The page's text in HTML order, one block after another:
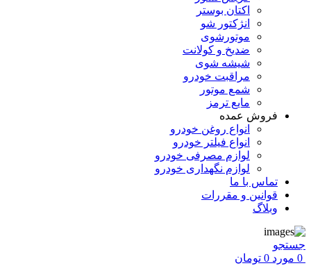
اکتان بوستر
انژکتور شو
موتورشوی
ضدیخ و کولانت
شیشه شوی
مراقبت خودرو
شمع موتور
مایع ترمز
فروش عمده
انواع روغن خودرو
انواع فیلتر خودرو
لوازم مصرفی خودرو
لوازم نگهداری خودرو
تماس با ما
قوانین و مقررات
وبلاگ
جستجو
0 مورد 0 تومان